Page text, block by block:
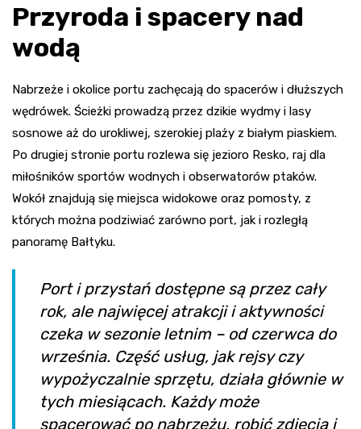
Przyroda i spacery nad
wodą
Nabrzeże i okolice portu zachęcają do spacerów i dłuższych
wędrówek. Ścieżki prowadzą przez dzikie wydmy i lasy
sosnowe aż do urokliwej, szerokiej plaży z białym piaskiem.
Po drugiej stronie portu rozlewa się jezioro Resko, raj dla
miłośników sportów wodnych i obserwatorów ptaków.
Wokół znajdują się miejsca widokowe oraz pomosty, z
których można podziwiać zarówno port, jak i rozległą
panoramę Bałtyku.
Port i przystań dostępne są przez cały
rok, ale najwięcej atrakcji i aktywności
czeka w sezonie letnim – od czerwca do
września. Część usług, jak rejsy czy
wypożyczalnie sprzętu, działa głównie w
tych miesiącach. Każdy może
spacerować po nabrzeżu, robić zdjęcia i